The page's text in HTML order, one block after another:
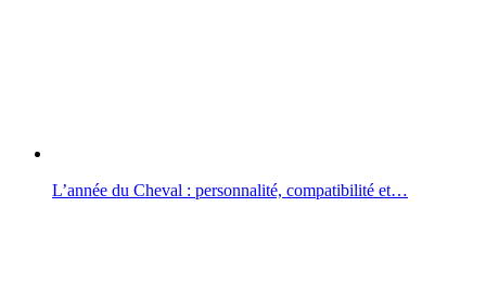
L’année du Cheval : personnalité, compatibilité et…